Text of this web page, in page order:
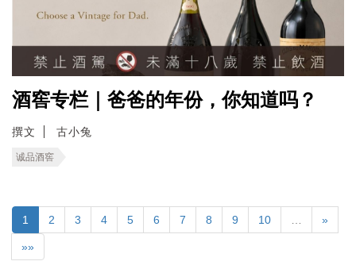
酒窖专栏｜爸爸的年份，你知道吗？
撰文 古小兔
诚品酒窖
1 2 3 4 5 6 7 8 9 10 »
»»